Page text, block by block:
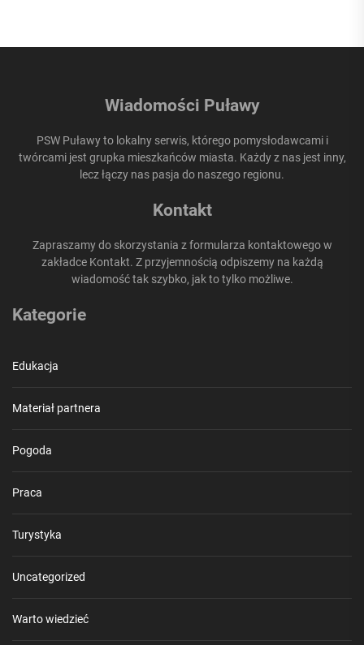
Wiadomości Puławy
PSW Puławy to lokalny serwis, którego pomysłodawcami i
twórcami jest grupka mieszkańców miasta. Każdy z nas jest inny,
lecz łączy nas pasja do naszego regionu.
Kontakt
Zapraszamy do skorzystania z formularza kontaktowego w
zakładce Kontakt. Z przyjemnością odpiszemy na każdą
wiadomość tak szybko, jak to tylko możliwe.
Kategorie
Edukacja
Materiał partnera
Pogoda
Praca
Turystyka
Uncategorized
Warto wiedzieć